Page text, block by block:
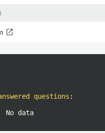
open_in_new
questions :
No data